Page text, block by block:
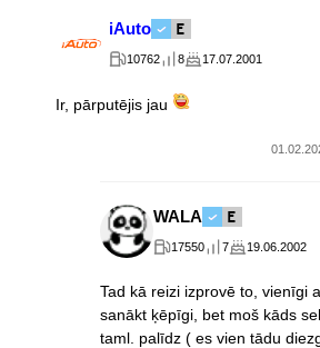
iAuto
10762 8 17.07.2001
Ir, pārputējis jau
WALA
17550 7 19.06.2002
Tad kā reizi izprovē to, vienīgi
sanākt ķēpīgi, bet moš kāds
taml. palīdz ( es vien tādu